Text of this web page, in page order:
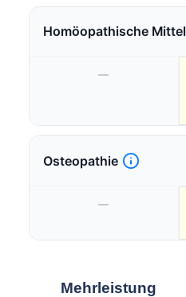
Homöopathische Mittel
—
Osteopathie
—
Mehrleistung